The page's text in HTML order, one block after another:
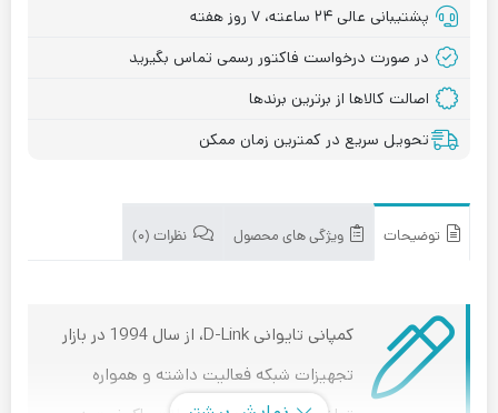
پشتیبانی عالی ۲۴ ساعته، ۷ روز هفته
در صورت درخواست فاکتور رسمی تماس بگیرید
اصالت کالاها از برترین برندها
تحویل سریع در کمترین زمان ممکن
توضیحات ویژگی های محصول نظرات (۰)
کمپانی تایوانی D-Link، از سال 1994 در بازار
تجهیزات شبکه فعالیت داشته و همواره